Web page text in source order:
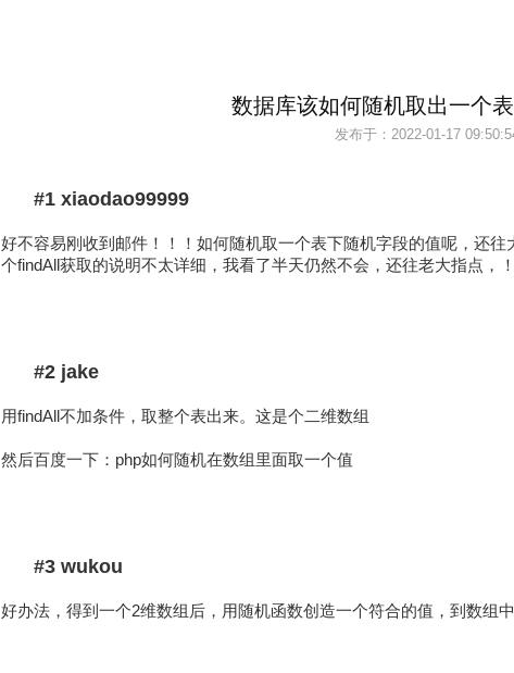
数据库该如何随机取出一个
发布于： 2022-01-17
#1 xiaodao99999
好不容易刚收到邮件！！！如何随机取一个表下随机字段的值呢，还
个findAll获取的说明不太详细，我看了半天仍然不会，还往老大指点，！
#2 jake
用findAll不加条件，取整个表出来。这是个二维数组
然后百度一下：php如何随机在数组里面取一个值
#3 wukou
好办法，得到一个2维数组后，用随机函数创造一个符合的值，到数组中